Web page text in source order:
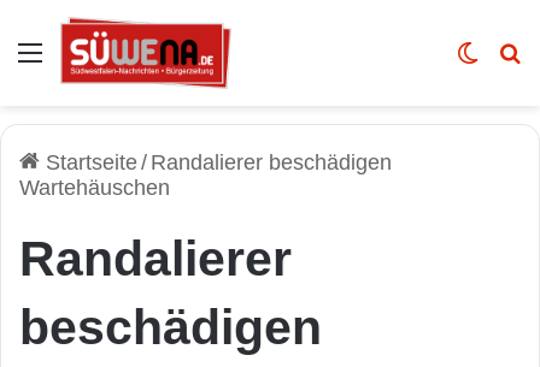
Auswahl Skin
Startseite/ Randalierer beschädigen
Wartehäuschen
Randalierer
beschädigen